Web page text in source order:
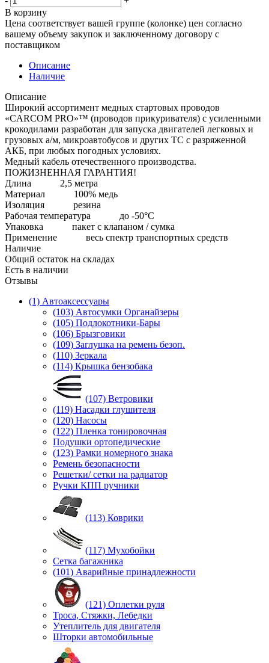
В корзину
Цена соответствует вашей группе (колонке) цен согласно
вашему объему закупок и заключенному договору с
поставщиком
Описание
Наличие
Описание
Широкий ассортимент медных стартовых проводов
«CARCOM PRO»™ (проводов прикуривателя) с усиленными
крокодилами разработан для запуска двигателей легковых и
грузовых а/м, микроавтобусов и других ТС с разряженной
АКБ, при любых погодных условиях.
Медный кабель отечественного производства.
ПОЖИЗНЕННАЯ ГАРАНТИЯ!
Длина 2,5 метра
Материал 100% медь
Изоляция резина
Рабочая температура до -50°C
Упаковка пакет с клапаном / сумка
Применение весь спектр транспортных средств
Наличие
Общий остаток на складах
Есть в наличии
Отзывы
(1) Автоаксессуары
(103) Автосумки Органайзеры
(105) Подлокотники-Бары
(106) Брызговики
(109) Заглушка на ремень безоп.
(110) Зеркала
(114) Крышка бензобака
(107) Ветровики
(119) Насадки глушителя
(120) Насосы
(122) Пленка тонировочная
Подушки ортопедические
(123) Рамки номерного знака
Ремень безопасности
Решетки/ сетки на радиатор
Ручки КПП ручники
(113) Коврики
(117) Мухобойки
Сетка багажника
(101) Аварийные принадлежности
(121) Оплетки руля
Троса, Стяжки, Лебедки
Утеплитель для двигателя
Шторки автомобильные